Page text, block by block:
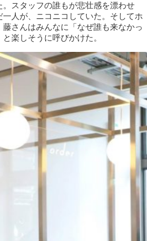
。スタッフの誰もが悲壮感を漂わせ
人が、ニコニコしていた。そしてホ
藤さんはみんなに「なぜ誰も来なかっ
楽しそうに呼びかけた。